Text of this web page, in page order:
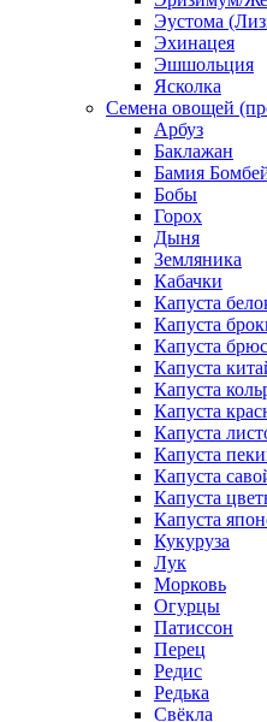
Эустома
Эхинацея
Эшшольция
Ясколка
Семена овощей
Арбуз
Баклажан
Бамия
Бобы
Горох
Дыня
Земляника
Кабачки
Капуста
Капуста
Капуста
Капуста
Капуста
Капуста
Капуста
Капуста
Капуста
Капуста
Капуста
Кукуруза
Лук
Морковь
Огурцы
Патиссон
Перец
Редис
Редька
Свёкла